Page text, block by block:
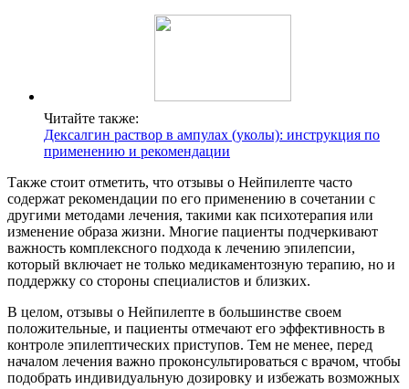
Читайте также:
Дексалгин раствор в ампулах (уколы): инструкция по
применению и рекомендации
Также стоит отметить, что отзывы о Нейпилепте часто
содержат рекомендации по его применению в сочетании с
другими методами лечения, такими как психотерапия или
изменение образа жизни. Многие пациенты подчеркивают
важность комплексного подхода к лечению эпилепсии,
который включает не только медикаментозную терапию, но и
поддержку со стороны специалистов и близких.
В целом, отзывы о Нейпилепте в большинстве своем
положительные, и пациенты отмечают его эффективность в
контроле эпилептических приступов. Тем не менее, перед
началом лечения важно проконсультироваться с врачом, чтобы
подобрать индивидуальную дозировку и избежать возможных